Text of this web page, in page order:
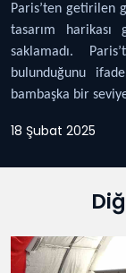
Paris’ten getirilen
tasarım harikası
saklamadı.
bulunduğunu
bambaşka bir
18 Şubat 2025